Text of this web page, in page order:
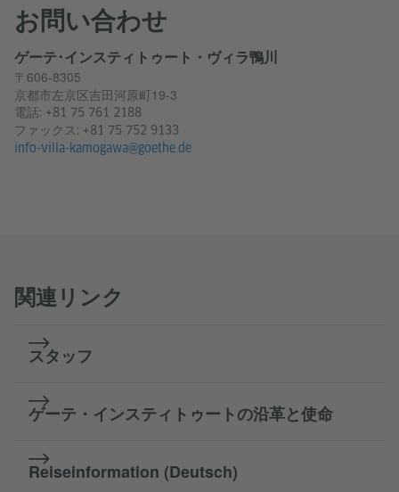
お問い合わせ
ゲーテ･インスティトゥート・ヴィラ鴨川
〒606-8305
京都市左京区吉田河原町19-3
電話: +81 75 761 2188
ファックス: +81 75 752 9133
info-villa-kamogawa@goethe.de
関連リンク
スタッフ
ゲーテ・インスティトゥートの沿革と使命
Reiseinformation (Deutsch)